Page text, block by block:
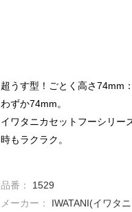
超うす型！ごとく高さ74mm
わずか74mm。
イワタニカセットフーシリー
時もラクラク。
品番：
1529
メーカー：
IWATANI(イワタニ